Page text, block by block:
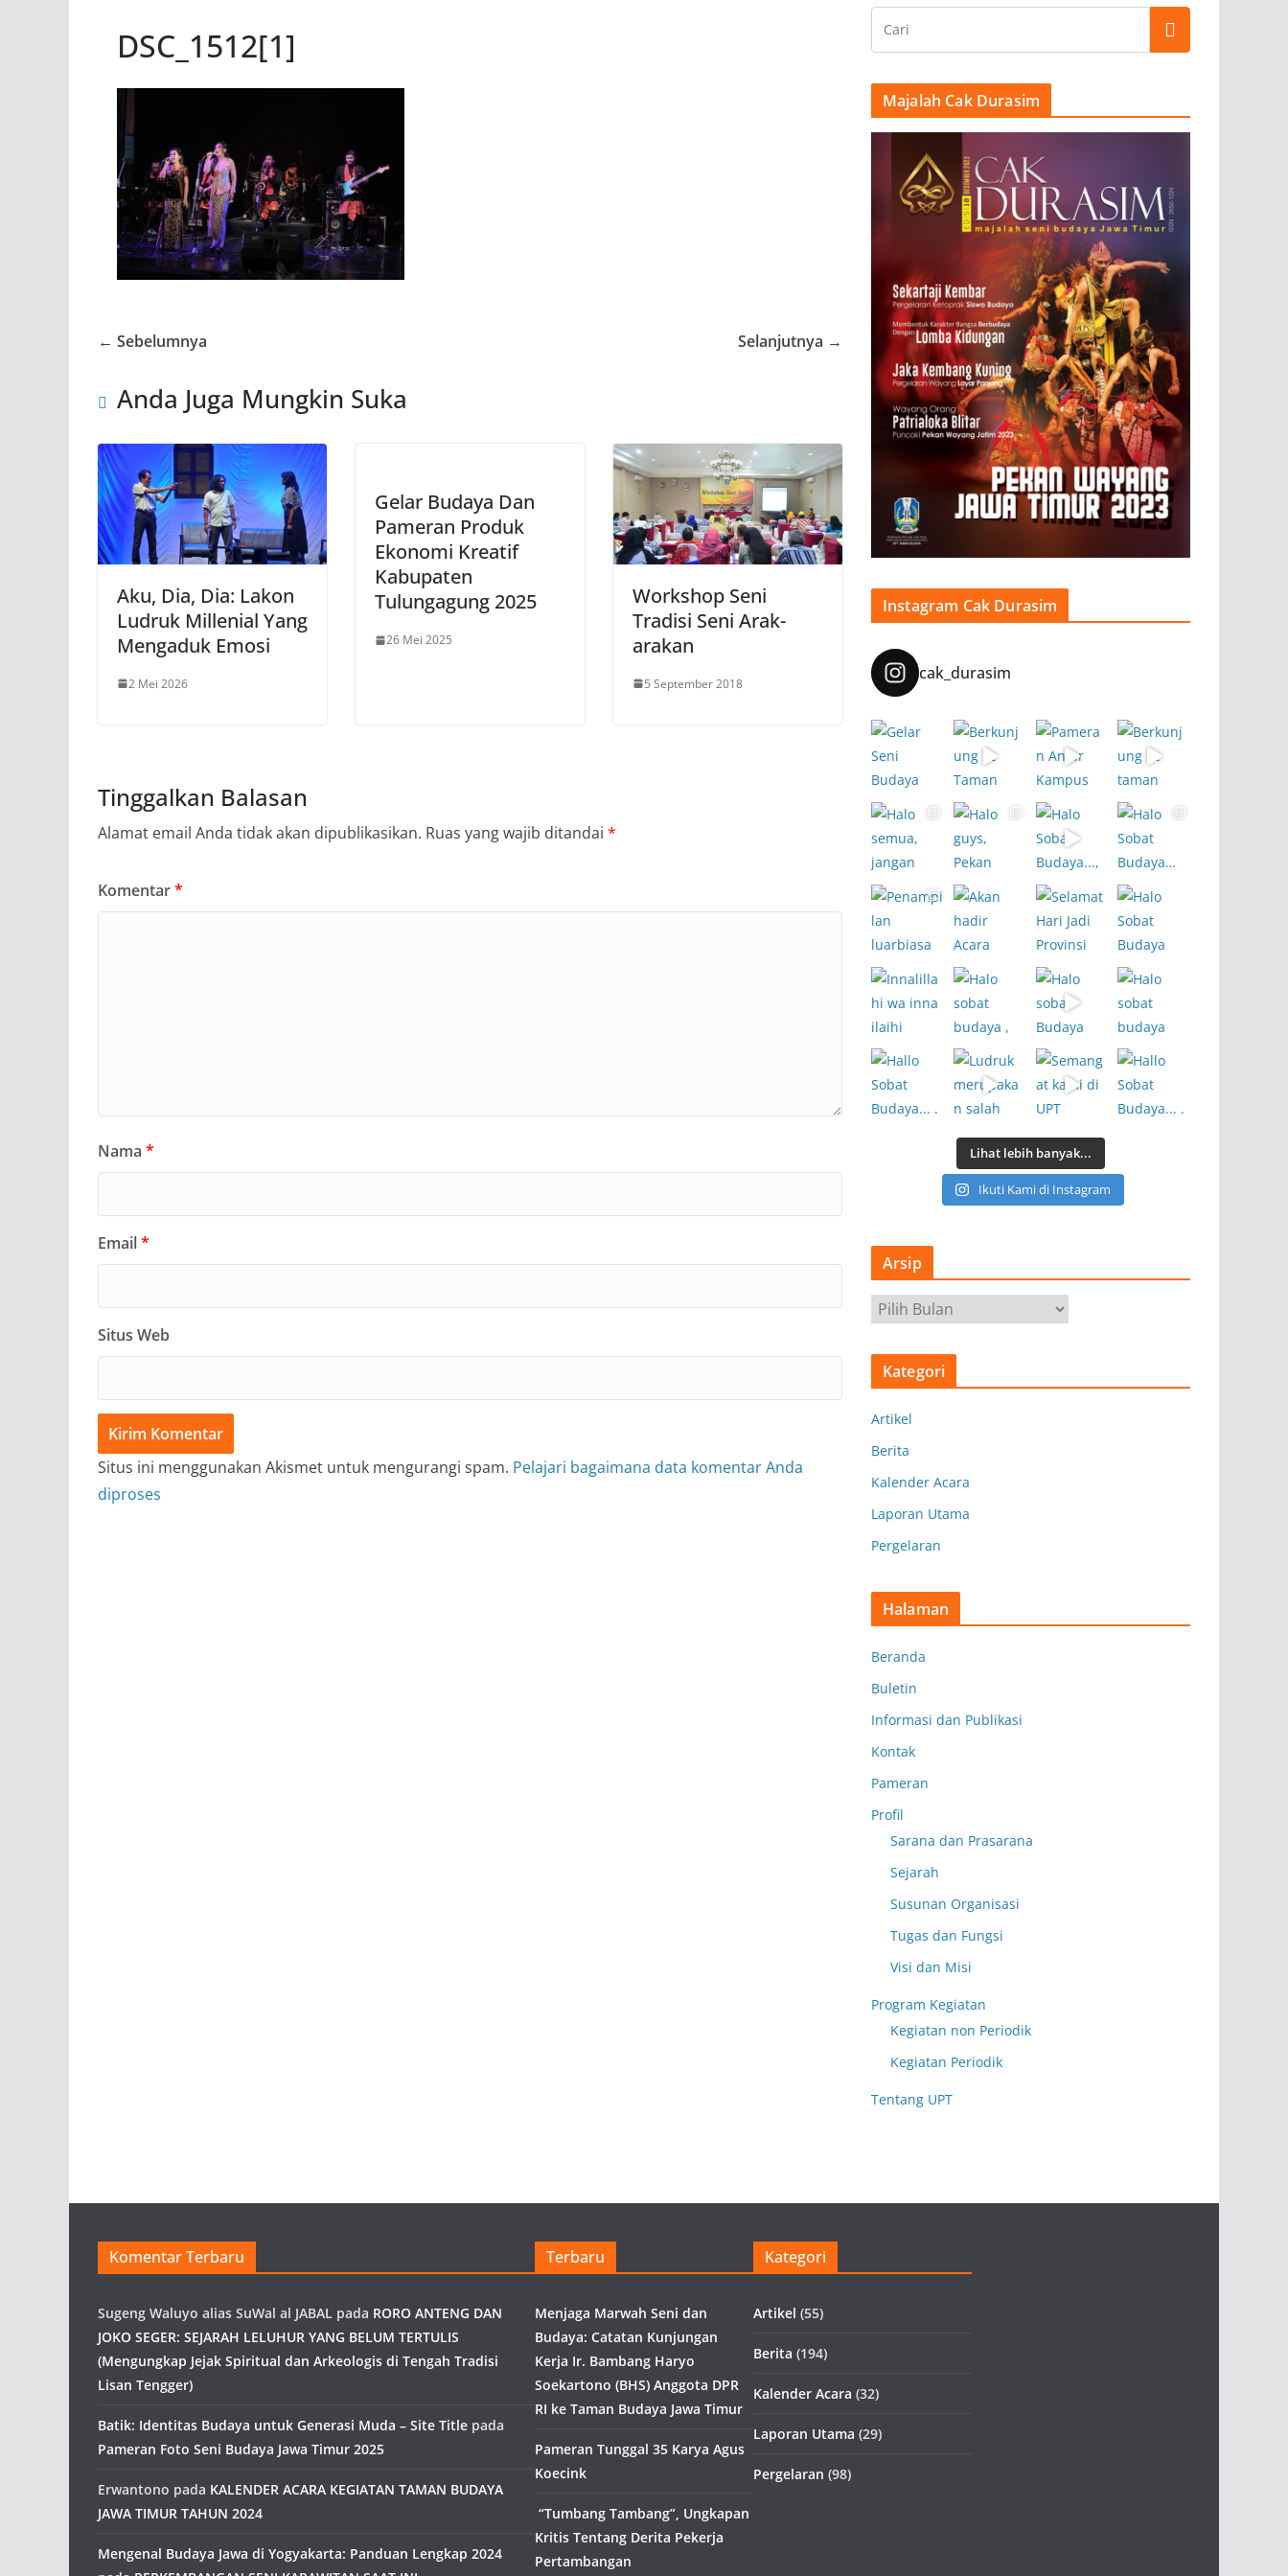
DSC_1512[1]
← Sebelumnya Selanjutnya →
Anda Juga Mungkin Suka
Aku, Dia, Dia: Lakon
Ludruk Millenial Yang
Mengaduk Emosi
2 Mei 2026
Gelar Budaya Dan
Pameran Produk
Ekonomi Kreatif
Kabupaten
Tulungagung 2025
26 Mei 2025
Workshop Seni
Tradisi Seni Arak-
arakan
5 September 2018
Tinggalkan Balasan
Alamat email Anda tidak akan dipublikasikan. Ruas yang wajib ditandai *
Komentar*
Nama *
Email*
Situs Web
Situs ini menggunakan Akismet untuk mengurangi spam. Pelajari bagaimana data komentar Anda
diproses
Majalah Cak Durasim
Instagram Cak Durasim
cak_durasim
Lihat lebih banyak...
Ikuti Kami di Instagram
Arsip
r
s
Kategori
Artikel
Berita
Kalender Acara
Laporan Utama
Pergelaran
Halaman
Beranda
Buletin
Informasi dan Publikasi
Kontak
Pameran
Profil
Sarana dan Prasarana
Sejarah
Susunan Organisasi
Tugas dan Fungsi
Visi dan Misi
Program Kegiatan
Kegiatan non Periodik
Kegiatan Periodik
Tentang UPT
Komentar Terbaru
Sugeng Waluyo alias SuWal al JABAL pada RORO ANTENG DAN
JOKO SEGER: SEJARAH LELUHUR YANG BELUM TERTULIS
(Mengungkap Jejak Spiritual dan Arkeologis di Tengah Tradisi
Lisan Tengger)
Batik: Identitas Budaya untuk Generasi Muda – Site Title pada
Pameran Foto Seni Budaya Jawa Timur 2025
Erwantono pada KALENDER ACARA KEGIATAN TAMAN BUDAYA
JAWA TIMUR TAHUN 2024
Mengenal Budaya Jawa di Yogyakarta: Panduan Lengkap 2024
Terbaru
Menjaga Marwah Seni dan
Budaya: Catatan Kunjungan
Kerja Ir. Bambang Haryo
Soekartono (BHS) Anggota DPR
RI ke Taman Budaya Jawa Timur
Pameran Tunggal 35 Karya Agus
Koecink
“Tumbang Tambang”, Ungkapan
Kritis Tentang Derita Pekerja
Pertambangan
Kategori
Artikel (55)
Berita (194)
Kalender Acara (32)
Laporan Utama (29)
Pergelaran (98)